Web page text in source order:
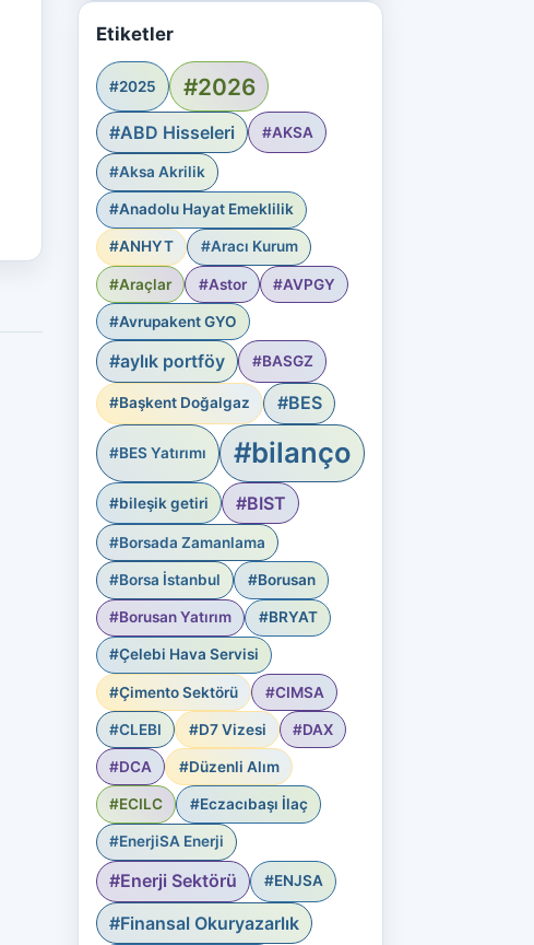
Etiketler
#2025 #2026
#ABD Hisseleri #AKSA
#Aksa Akrilik
#Anadolu Hayat Emeklilik
#ANHYT #Aracı Kurum
#Araçlar #Astor #AVPGY
#Avrupakent GYO
#aylık portföy #BASGZ
#Başkent Doğalgaz #BES
#BES Yatırımı #bilanço
#bileşik getiri #BIST
#Borsada Zamanlama
#Borsa İstanbul #Borusan
#Borusan Yatırım #BRYAT
#Çelebi Hava Servisi
#Çimento Sektörü #CIMSA
#CLEBI #D7 Vizesi #DAX
#DCA #Düzenli Alım
#ECILC #Eczacıbaşı İlaç
#EnerjiSA Enerji
#Enerji Sektörü #ENJSA
#Finansal Okuryazarlık